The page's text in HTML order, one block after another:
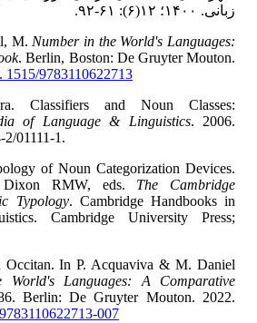
زبانی. ۱۴۰۰؛ ۱۲(۶): ۶۱-۹۲.
M. Number in the World's Languages:
. Berlin, Boston: De Gruyter Mouton.
1515/9783110622713
Classifiers and Noun Classes:
of Language & Linguistics. 2006.
01111-1.
of Noun Categorization Devices.
RMW, eds. The Cambridge
Typology. Cambridge Handbooks in
Cambridge University Press;
In P. Acquaviva & M. Daniel
World's Languages: A Comparative
Berlin: De Gruyter Mouton. 2022.
007